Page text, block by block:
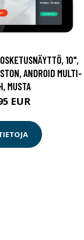
10",
ANDROID MULTI-
MUSTA
EUR